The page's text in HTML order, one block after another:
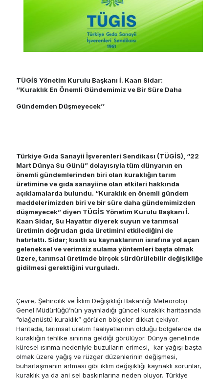
TÜGİS Yönetim Kurulu Başkanı İ. Kaan Sidar:
‘’Kuraklık En Önemli Gündemimiz ve Bir Süre Daha
Gündemden Düşmeyecek’’
Türkiye Gıda Sanayii İşverenleri Sendikası (TÜGİS), “22
Mart Dünya Su Günü” dolayısıyla tüm dünyanın en
önemli gündemlerinden biri olan kuraklığın tarım
üretimine ve gıda sanayiine olan etkileri hakkında
açıklamalarda bulundu. “Kuraklık en önemli gündem
maddelerimizden biri ve bir süre daha gündemimizden
düşmeyecek” diyen TÜGİS Yönetim Kurulu Başkanı İ.
Kaan Sidar, Su Hayattır diyerek suyun ve tarımsal
üretimin doğrudan gıda üretimini etkilediğini de
hatırlattı. Sidar; kısıtlı su kaynaklarının israfına yol açan
geleneksel ve verimsiz sulama yöntemleri başta olmak
üzere, tarımsal üretimde birçok sürdürülebilir değişikliğe
gidilmesi gerektiğini vurguladı.
Çevre, Şehircilik ve İklim Değişikliği Bakanlığı Meteoroloji
Genel Müdürlüğü’nün yayınladığı güncel kuraklık haritasında
“olağanüstü kuraklık” görülen bölgeler dikkat çekiyor.
Haritada, tarımsal üretim faaliyetlerinin olduğu bölgelerde de
kuraklığın tehlike sınırına geldiği görülüyor. Dünya genelinde
küresel ısınma nedeniyle buzulların erimesi, kar yağışı başta
olmak üzere yağış ve rüzgar düzenlerinin değişmesi,
buharlaşmanın artması gibi iklim değişikliği kaynaklı sorunlar,
kuraklık ya da ani sel baskınlarına neden oluyor. Türkiye